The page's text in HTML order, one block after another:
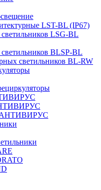
LST-BL (IP67)
LSG-BL
BLSP-BL
светильников BL-RW
АНТИВИРУС